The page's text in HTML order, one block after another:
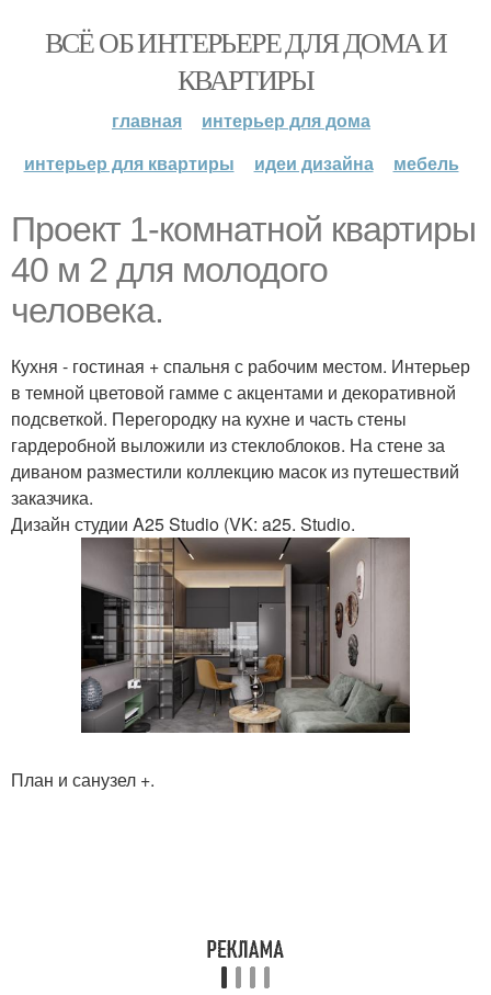
ВСЁ ОБ ИНТЕРЬЕРЕ ДЛЯ ДОМА И
КВАРТИРЫ
главная
интерьер для дома
интерьер для квартиры
идеи дизайна мебель
Проект 1-комнатной квартиры
40 м 2 для молодого
человека.
Кухня - гостиная + спальня с рабочим местом. Интерьер
в темной цветовой гамме с акцентами и декоративной
подсветкой. Перегородку на кухне и часть стены
гардеробной выложили из стеклоблоков. На стене за
диваном разместили коллекцию масок из путешествий
заказчика.
Дизайн студии A25 Studio (VK: a25. Studio.
План и санузел +.